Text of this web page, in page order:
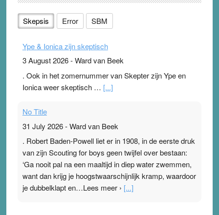
Skepsis Error SBM
Ype & Ionica zijn skeptisch
3 August 2026-Ward van Beek
. Ook in het zomernummer van Skepter zijn Ype en
Ionica weer skeptisch … [...]
No Title
31 July 2026-Ward van Beek
. Robert Baden-Powell liet er in 1908, in de eerste druk
van zijn Scouting for boys geen twijfel over bestaan:
‘Ga nooit pal na een maaltijd in diep water zwemmen,
want dan krijg je hoogstwaarschijnlijk kramp, waardoor
je dubbelklapt en…Lees meer › [...]